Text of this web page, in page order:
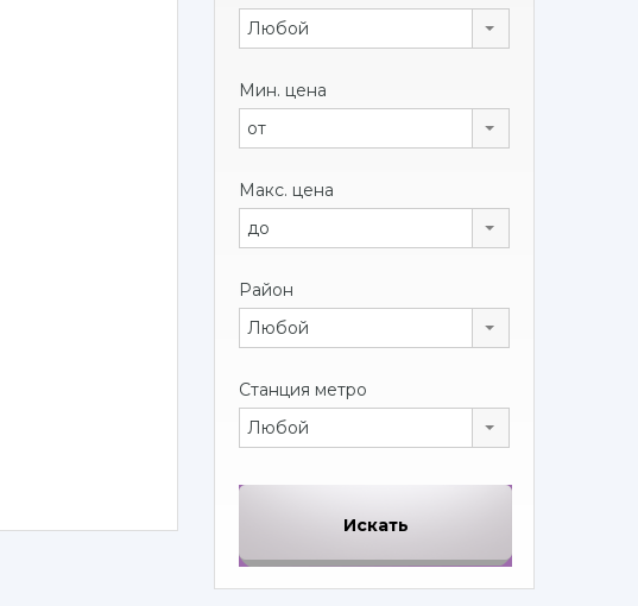
Любой
Мин. цена
от
Макс. цена
до
Район
Любой
Станция метро
Любой